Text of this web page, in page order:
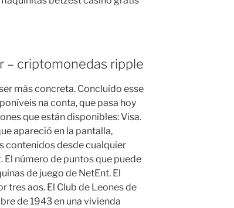
– criptomonedas ripple
más concreta. Concluído esse
na conta, que pasa hoy
que están disponibles: Visa.
apareció en la pantalla,
contenidos desde cualquier
número de puntos que puede
de juego de NetEnt. El
tres aos. El Club de Leones de
de 1943 en una vivienda